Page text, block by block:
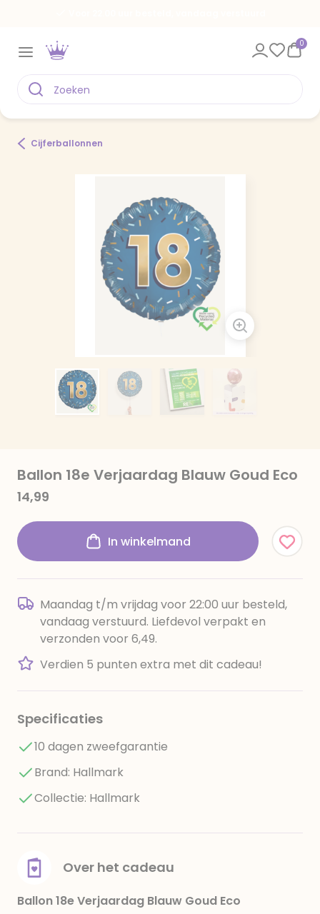
0
Cijferballonnen
Ballon 18e Verjaardag Blauw Goud Eco
14,99
In winkelmand
Maandag t/m vrijdag voor 22:00 uur besteld,
vandaag verstuurd. Liefdevol verpakt en
verzonden voor 6,49.
Verdien 5 punten extra met dit cadeau!
Specificaties
10 dagen zweefgarantie
Brand: Hallmark
Collectie: Hallmark
Over het cadeau
Ballon 18e Verjaardag Blauw Goud Eco